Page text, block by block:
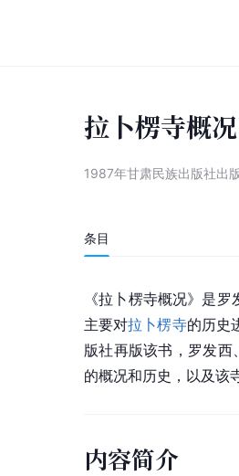
拉卜楞寺概况
1987年甘肃民族出版社出
条目
《拉卜楞寺概况》是
主要对拉卜楞寺的历史
版社再版该书，罗发西
的概况和历史，以及该
内容简介